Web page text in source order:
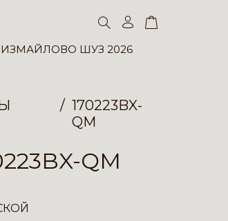
ИЗМАЙЛОВО ШУЗ 2026
170223BX-
QM
QM